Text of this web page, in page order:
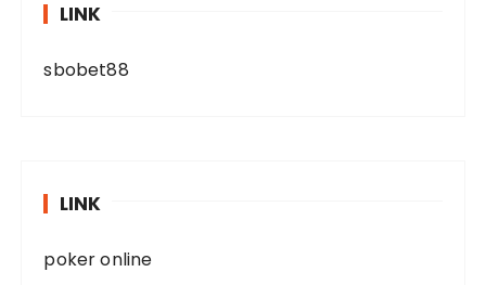
LINK
sbobet88
LINK
poker online